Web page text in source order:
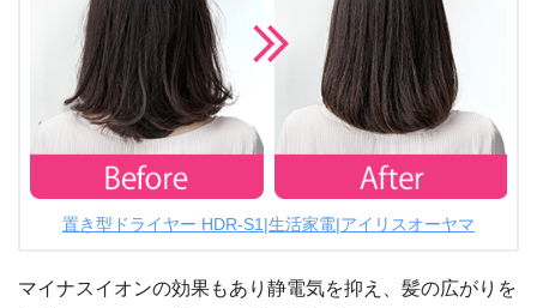
置き型ドライヤー HDR-S1|生活家電|アイリスオーヤマ
マイナスイオンの効果もあり静電気を抑え、髪の広がりを